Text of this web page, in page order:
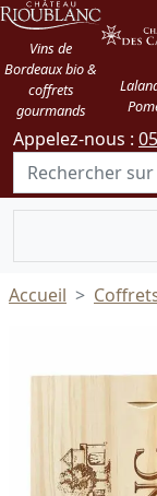
Vins de
Bordeaux bio &
coffrets
gourmands
Appelez-nous :
Accueil